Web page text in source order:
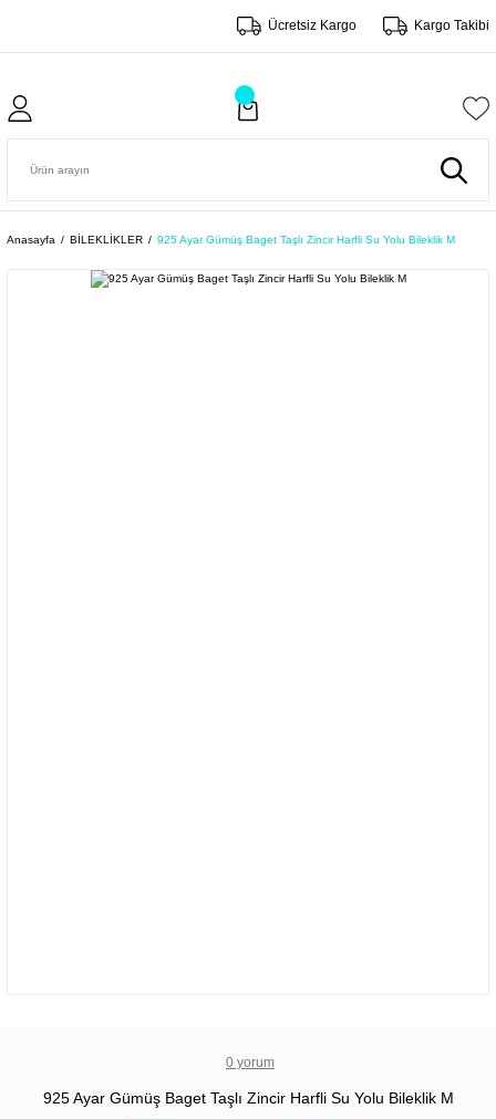
Ücretsiz Kargo Kargo Takibi
Anasayfa BİLEKLİKLER 925 Ayar Gümüş Baget Taşlı Zincir Harfli Su Yolu Bileklik M
0 yorum
925 Ayar Gümüş Baget Taşlı Zincir Harfli Su Yolu Bileklik M